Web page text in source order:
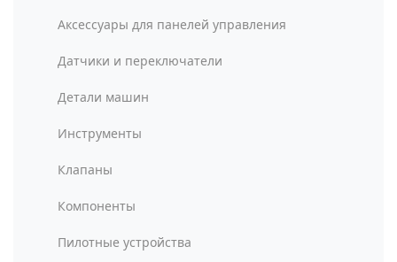
Аксессуары для панелей управления
Датчики и переключатели
Детали машин
Инструменты
Клапаны
Компоненты
Пилотные устройства